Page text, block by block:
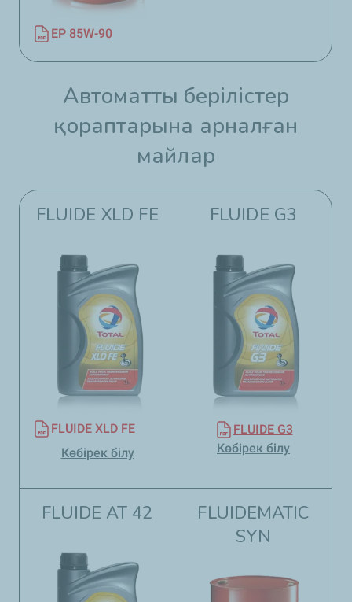
EP 85W-90​
Автоматты берілістер
қораптарына арналған
майлар​​
FLUIDE XLD FE
FLUIDE XLD FE
Көбірек білу
FLUIDE G3
FLUIDE G3
Көбірек білу
FLUIDE AT 42
FLUIDEMATIC
SYN